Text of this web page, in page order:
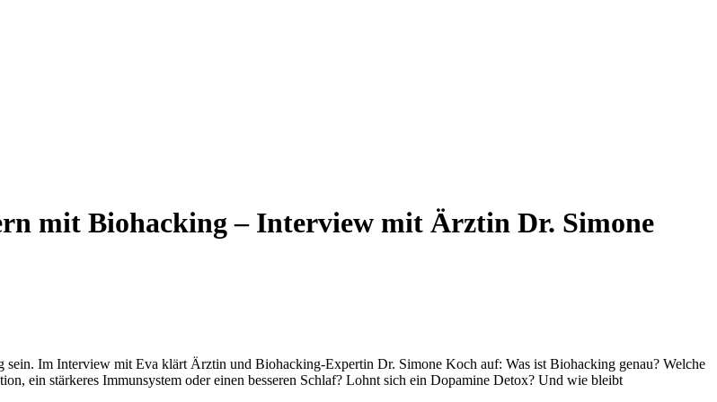
mit Biohacking – Interview mit Ärztin Dr. Simone
Im Interview mit Eva klärt Ärztin und Biohacking-Expertin Dr. Simone Koch auf: Was ist Biohacking genau? Welche
ein stärkeres Immunsystem oder einen besseren Schlaf? Lohnt sich ein Dopamine Detox? Und wie bleibt